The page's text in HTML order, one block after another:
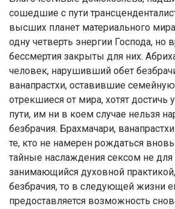
сошедшие с пути
высших планет материального
одну четверть энергии Господа, но
бессмертия закрыты для них.
человек, нарушивший обет
ванапрастхи, оставившие
отрекшиеся от мира, хотят достичь
пути, им ни в коем случае нельзя
безбрачия. Брахмачари,
те, кто не намерен рождаться
тайные наслаждения сексом не для
занимающийся духовной
безбрачия, то в следующей жизни
предоставляется возможность